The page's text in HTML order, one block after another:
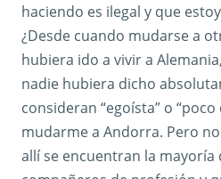
haciendo es ilegal y que
¿Desde cuando mudarse a
hubiera ido a vivir a
nadie hubiera dicho
consideran “egoísta” o
mudarme a Andorra. Pero
allí se encuentran la mayoría